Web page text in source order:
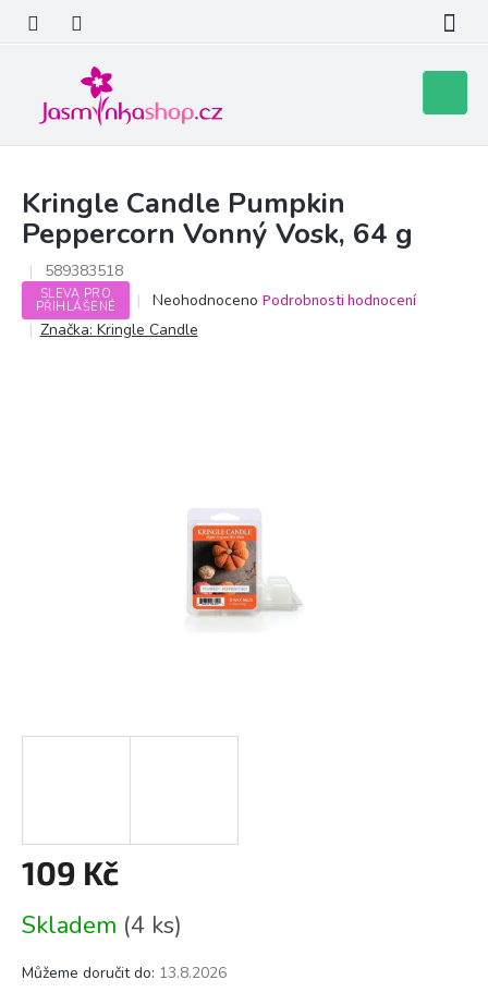
obsah
košík
Kringle Candle Pumpkin
Peppercorn Vonný Vosk, 64 g
589383518
SLEVA PRO
PŘIHLÁŠENÉ
Průměrné
hodnocení
produktu
Neohodnoceno Podrobnosti hodnocení
Značka: Kringle Candle
109 Kč
cena:
Skladem (4 ks)
Můžeme doručit do: 13.8.2026